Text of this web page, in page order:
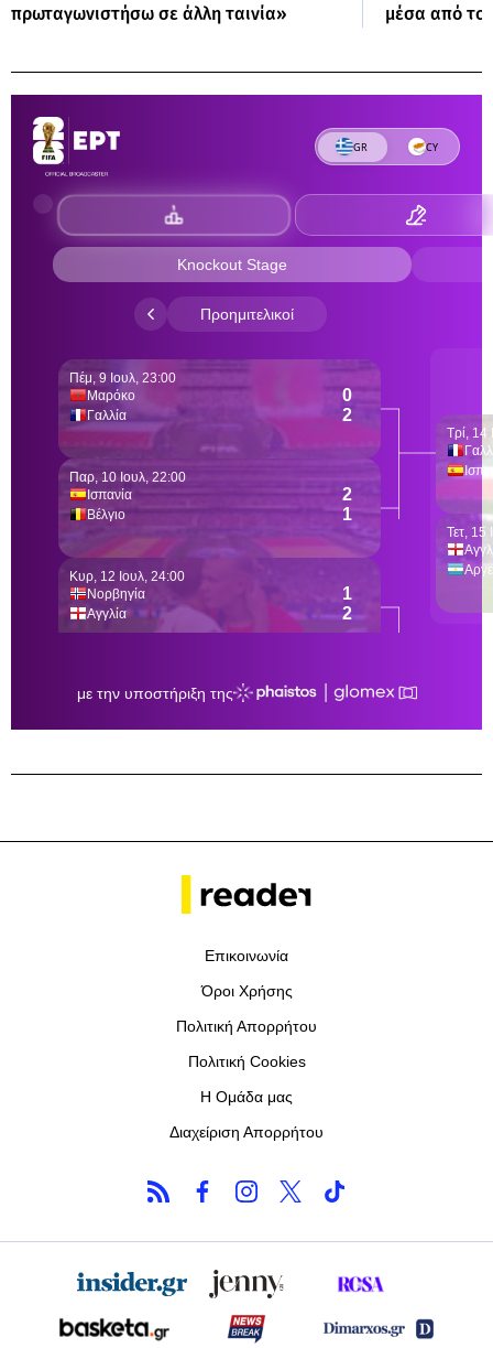
πρωταγωνιστήσω σε άλλη ταινία» μέσα από το
Επικοινωνία
Όροι Χρήσης
Πολιτική Απορρήτου
Πολιτική Cookies
Η Ομάδα μας
Διαχείριση Απορρήτου